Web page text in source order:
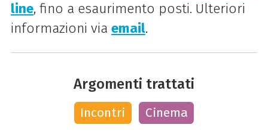
line, fino a esaurimento posti. Ulteriori
informazioni via email.
Argomenti trattati
Incontri Cinema